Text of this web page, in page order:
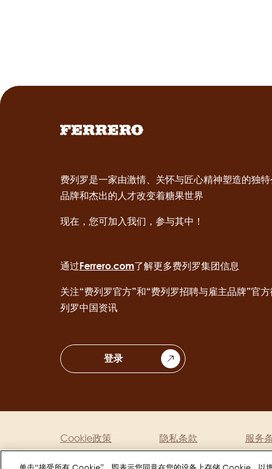
费列罗是一家由激情、关怀与匠心精神塑造的独
品牌和杰出的人才改变着糖果世界
现在，您可加入我们，参与其中！
通过Ferrero.com了解更多费列罗集团信息
关注“费列罗官方”和“费列罗招聘与雇主品牌”官
列罗中国资讯
登录
Legal
Cookie政策 隐私条款 服务
Copyright © Ferrero 2026